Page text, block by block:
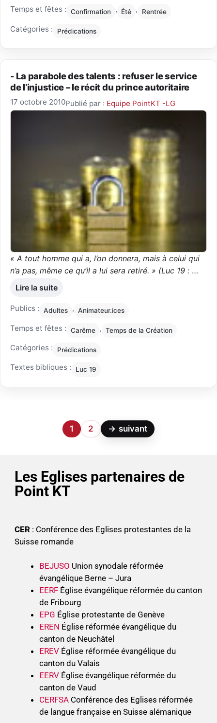
Temps et fêtes : Confirmation , Été , Rentrée
Catégories : Prédications
- La parabole des talents : refuser le service
de l’injustice – le récit du prince autoritaire
17 octobre 2010Publié par : Equipe PointKT -LG
« A tout homme qui a, l’on donnera, mais à celui qui
n’a pas, même ce qu’il a lui sera retiré. » (Luc 19 : …
Lire la suite
Publics : Adultes , Animateur.ices
Temps et fêtes : Carême , Temps de la Création
Catégories : Prédications
Textes bibliques : Luc 19
1 2 → suivant
Les Eglises partenaires de
Point KT
CER : Conférence des Eglises protestantes de la
Suisse romande
BEJUSO Union synodale réformée
évangélique Berne – Jura
EERF Église évangélique réformée du canton
de Fribourg
EPG Église protestante de Genève
EREN Église réformée évangélique du
canton de Neuchâtel
EREV Église réformée évangélique du
canton du Valais
EERV Église évangélique réformée du
canton de Vaud
CERFSA Conférence des Eglises réformée
de langue française en Suisse alémanique